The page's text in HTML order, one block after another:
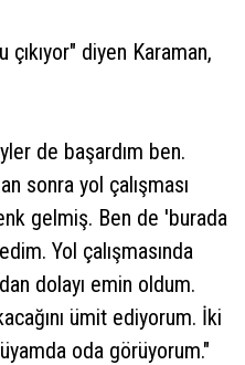
diyen Karaman,
de başardım ben.
sonra yol çalışması
gelmiş. Ben de 'burada
Yol çalışmasında
dolayı emin oldum.
ümit ediyorum. İki
oda görüyorum."